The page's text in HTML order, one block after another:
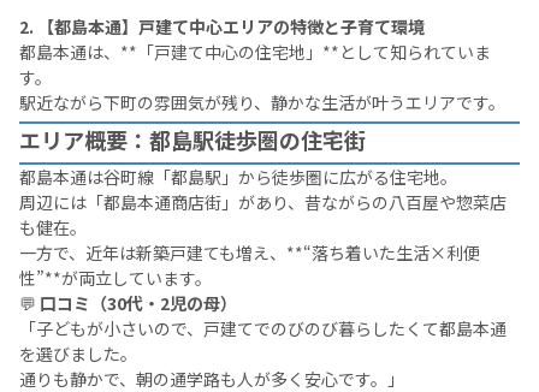
2. 【都島本通】戸建て中心エリアの特徴と子育て環境
都島本通は、**「戸建て中心の住宅地」**として知られていま
す。
駅近ながら下町の雰囲気が残り、静かな生活が叶うエリアです。
エリア概要：都島駅徒歩圏の住宅街
都島本通は谷町線「都島駅」から徒歩圏に広がる住宅地。
周辺には「都島本通商店街」があり、昔ながらの八百屋や惣菜店
も健在。
一方で、近年は新築戸建ても増え、**“落ち着いた生活×利便
性”**が両立しています。
💬 口コミ（30代・2児の母）
「子どもが小さいので、戸建てでのびのび暮らしたくて都島本通
を選びました。
通りも静かで、朝の通学路も人が多く安心です。」